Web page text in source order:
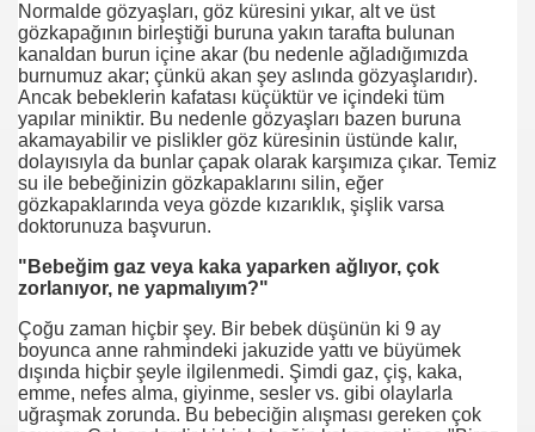
Normalde gözyaşları, göz küresini yıkar, alt ve üst
gözkapağının birleştiği buruna yakın tarafta bulunan
kanaldan burun içine akar (bu nedenle ağladığımızda
burnumuz akar; çünkü akan şey aslında gözyaşlarıdır).
Ancak bebeklerin kafatası küçüktür ve içindeki tüm
yapılar miniktir. Bu nedenle gözyaşları bazen buruna
akamayabilir ve pislikler göz küresinin üstünde kalır,
dolayısıyla da bunlar çapak olarak karşımıza çıkar. Temiz
su ile bebeğinizin gözkapaklarını silin, eğer
gözkapaklarında veya gözde kızarıklık, şişlik varsa
doktorunuza başvurun.
"Bebeğim gaz veya kaka yaparken ağlıyor, çok
zorlanıyor, ne yapmalıyım?"
Çoğu zaman hiçbir şey. Bir bebek düşünün ki 9 ay
boyunca anne rahmindeki jakuzide yattı ve büyümek
dışında hiçbir şeyle ilgilenmedi. Şimdi gaz, çiş, kaka,
emme, nefes alma, giyinme, sesler vs. gibi olaylarla
uğraşmak zorunda. Bu bebeciğin alışması gereken çok
?
?
Örneği